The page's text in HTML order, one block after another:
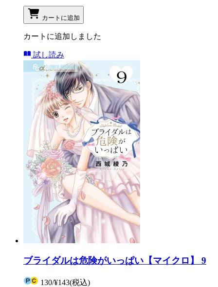
カートに追加
カートに追加しました
試し読み
ブライダルは危険がいっぱい【マイクロ】 9
130/¥143(税込)